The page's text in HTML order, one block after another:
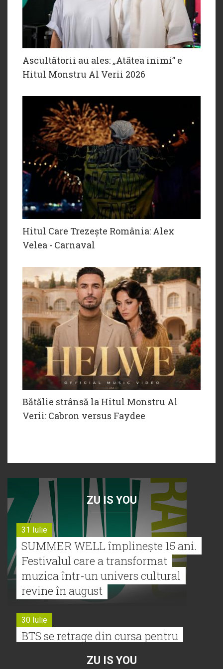
Ascultătorii au ales: „Atâtea inimi” e
Hitul Monstru Al Verii 2026
Hitul Care Trezește România: Alex
Velea - Carnaval
Bătălie strânsă la Hitul Monstru Al
Verii: Cabron versus Faydee
ZU IS YOU
31 Iulie
SUMMER WELL împlinește 15 ani.
Festivalul care a transformat
muzica într-un univers cultural
revine în august
30 Iulie
BTS se retrage din cursa pentru
ZU IS YOU